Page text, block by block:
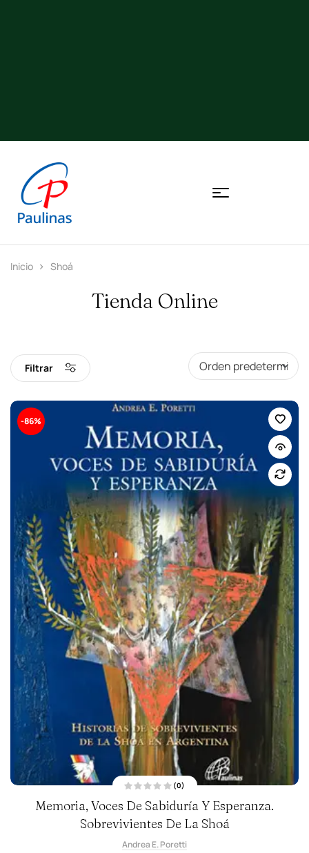
Inicio Shoá
Tienda Online
Filtrar
-86%
a
r
d
o
(0)
Memoria, Voces De Sabiduría Y Esperanza.
Sobrevivientes De La Shoá
Andrea E. Poretti